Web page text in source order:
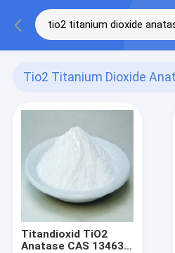
Tio2 Titanium Dioxide
Titandioxid TiO2
Anatase CAS 13463-